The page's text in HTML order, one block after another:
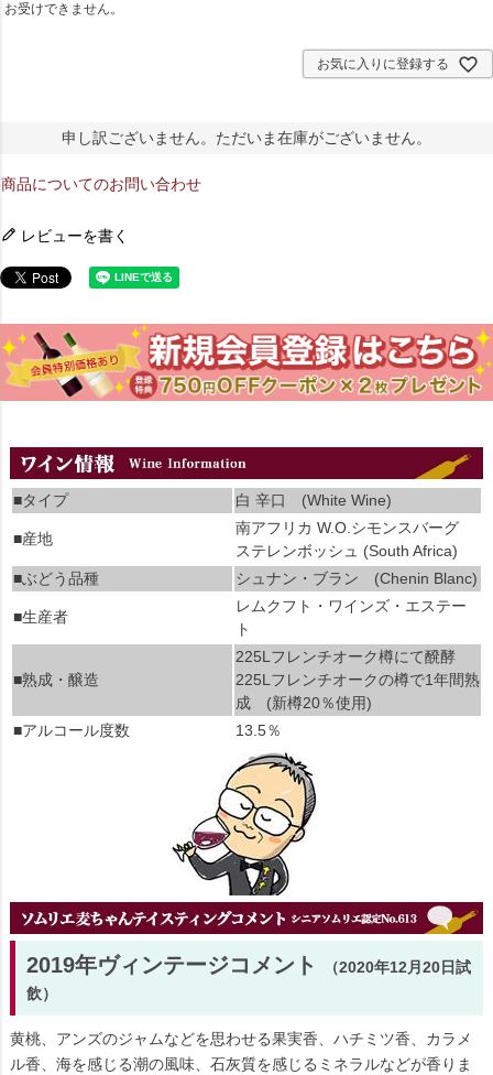
お受けできません。
お気に入りに登録する
申し訳ございません。ただいま在庫がございません。
商品についてのお問い合わせ
レビューを書く
■タイプ 白 辛口 (White Wine)
■産地
南アフリカ W.O.シモンスバーグ
ステレンボッシュ (South Africa)
■ぶどう品種
シュナン・ブラン (Chenin Blanc)
■生産者
レムクフト・ワインズ・エステー
ト
■熟成・醸造
225Lフレンチオーク樽にて醗酵
225Lフレンチオークの樽で1年間熟
成 (新樽20％使用)
■アルコール度数
13.5％
2019年ヴィンテージコメント
（2020年12月20日試
飲）
黄桃、アンズのジャムなどを思わせる果実香、ハチミツ香、カラメ
ル香、海を感じる潮の風味、石灰質を感じるミネラルなどが香りま